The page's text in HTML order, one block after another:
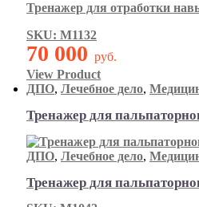
Тренажер для отработки
SKU: М1132
70 000 руб.
View Product
ДПО, Лечебное дело,
Тренажер для
ДПО, Лечебное дело,
Тренажер для